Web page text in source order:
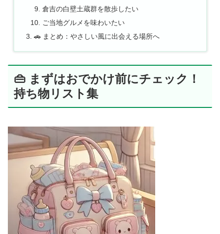
倉吉の白壁土蔵群を散歩したい
ご当地グルメを味わいたい
🚗 まとめ：やさしい風に出会える場所へ
👜 まずはおでかけ前にチェック！
持ち物リスト集